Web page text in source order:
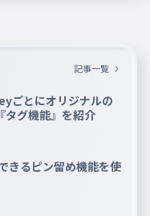
記事一覧
ごとにオリジナルの
タグ機能』を紹介
きるピン留め機能を使